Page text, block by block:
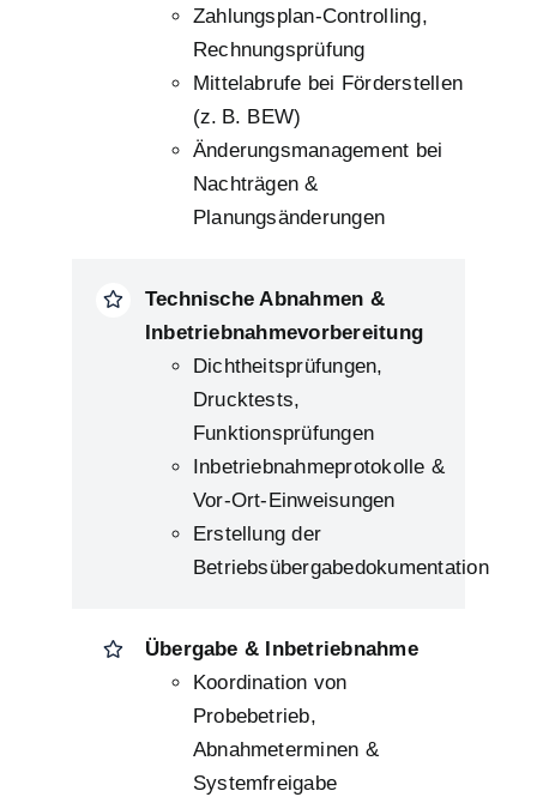
Zahlungsplan-Controlling,
Rechnungsprüfung
Mittelabrufe bei Förderstellen
(z. B. BEW)
Änderungsmanagement bei
Nachträgen &
Planungsänderungen
Technische Abnahmen &
Inbetriebnahmevorbereitung
Dichtheitsprüfungen,
Drucktests,
Funktionsprüfungen
Inbetriebnahmeprotokolle &
Vor-Ort-Einweisungen
Erstellung der
Betriebsübergabedokumentation
Übergabe & Inbetriebnahme
Koordination von
Probebetrieb,
Abnahmeterminen &
Systemfreigabe